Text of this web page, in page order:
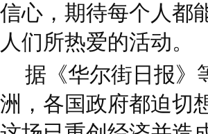
信心，期待每个人都
人们所热爱的活动。
据《华尔街日报》
洲，各国政府都迫切